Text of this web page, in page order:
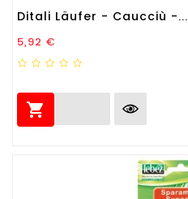
Ditali Läufer - Caucciù -...
Prezzo
5,92 €
